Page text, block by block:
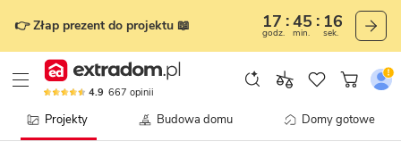
👉 Złap prezent do projektu 📖 17
godz.
45
min.
13
sek.
4.9 667 opinii
Projekty Budowa domu Domy gotowe